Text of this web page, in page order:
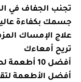
معلومات
تجنب الجفاف في
جسمك بكفاءة
معلومات
علاج الإمساك
تريح أمعاءك
معلومات
صحية
أفضل 10 أطعمة لصحة الدماغ وتحسين الذاكرة
معلومات
أفضل الأطعمة